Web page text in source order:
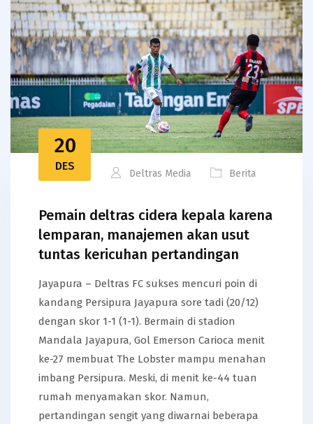
20
DES
Deltras Media Berita
Pemain deltras cidera kepala karena
lemparan, manajemen akan usut
tuntas kericuhan pertandingan
Jayapura – Deltras FC sukses mencuri poin di
kandang Persipura Jayapura sore tadi (20/12)
dengan skor 1-1 (1-1). Bermain di stadion
Mandala Jayapura, Gol Emerson Carioca menit
ke-27 membuat The Lobster mampu menahan
imbang Persipura. Meski, di menit ke-44 tuan
rumah menyamakan skor. Namun,
pertandingan sengit yang diwarnai beberapa